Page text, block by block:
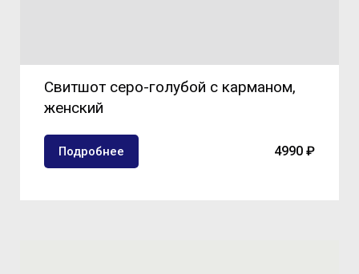
Свитшот серо-голубой с карманом,
женский
Подробнее 4990 ₽